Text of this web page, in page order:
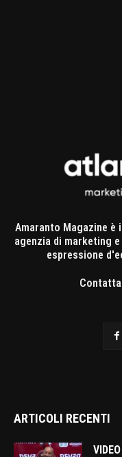
Amaranto Magazine
agenzia di marketing
espressione
ARTICOLI RECENTI